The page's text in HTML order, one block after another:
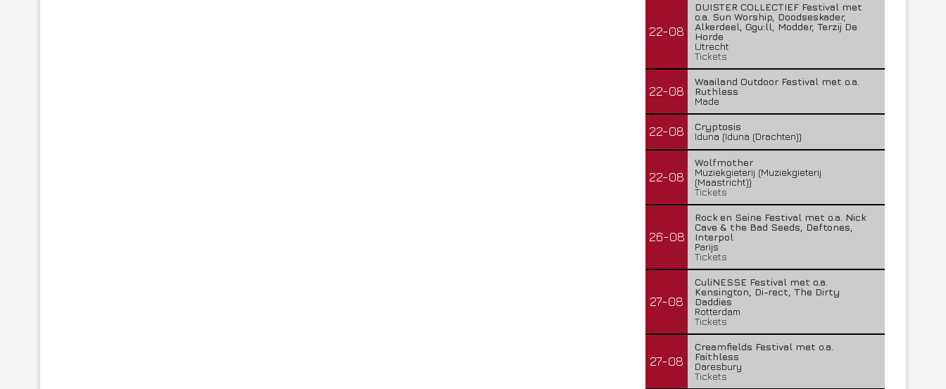
22-08
DUISTER COLLECTIEF Festival met
o.a. Sun Worship, Doodseskader,
Alkerdeel, Ggu:ll, Modder, Terzij De
Horde
Utrecht
Tickets
22-08
Waailand Outdoor Festival met o.a.
Ruthless
Made
22-08
Cryptosis
Iduna (Iduna (Drachten))
22-08
Wolfmother
Muziekgieterij (Muziekgieterij
(Maastricht))
Tickets
26-08
Rock en Seine Festival met o.a. Nick
Cave & the Bad Seeds, Deftones,
Interpol
Parijs
Tickets
27-08
CuliNESSE Festival met o.a.
Kensington, Di-rect, The Dirty
Daddies
Rotterdam
Tickets
27-08
Creamfields Festival met o.a.
Faithless
Daresbury
Tickets